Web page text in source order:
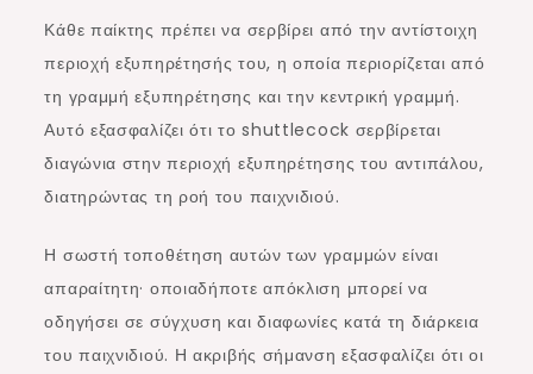
Κάθε παίκτης πρέπει να σερβίρει από την αντίστοιχη
περιοχή εξυπηρέτησής του, η οποία περιορίζεται από
τη γραμμή εξυπηρέτησης και την κεντρική γραμμή.
Αυτό εξασφαλίζει ότι το shuttlecock σερβίρεται
διαγώνια στην περιοχή εξυπηρέτησης του αντιπάλου,
διατηρώντας τη ροή του παιχνιδιού.
Η σωστή τοποθέτηση αυτών των γραμμών είναι
απαραίτητη· οποιαδήποτε απόκλιση μπορεί να
οδηγήσει σε σύγχυση και διαφωνίες κατά τη διάρκεια
του παιχνιδιού. Η ακριβής σήμανση εξασφαλίζει ότι οι